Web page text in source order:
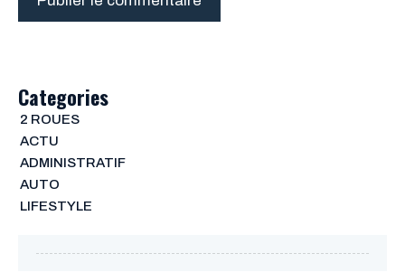
Categories
2 ROUES
ACTU
ADMINISTRATIF
AUTO
LIFESTYLE